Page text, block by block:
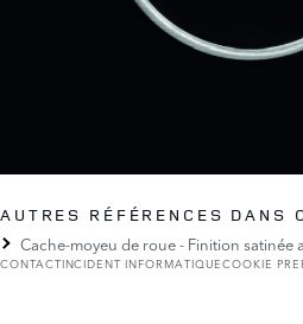
AUTRES RÉFÉRENCES DANS
Cache-moyeu de roue - Finition satinée
CONTACTINCIDENT INFORMATIQUECOOKIE